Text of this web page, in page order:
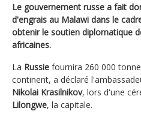
Le gouvernement russe a fait
d'engrais au Malawi dans le
obtenir le soutien diplomatique
africaines.
La Russie fournira 260 000
continent, a déclaré
Nikolai Krasilnikov, lors d'une
Lilongwe, la capitale.